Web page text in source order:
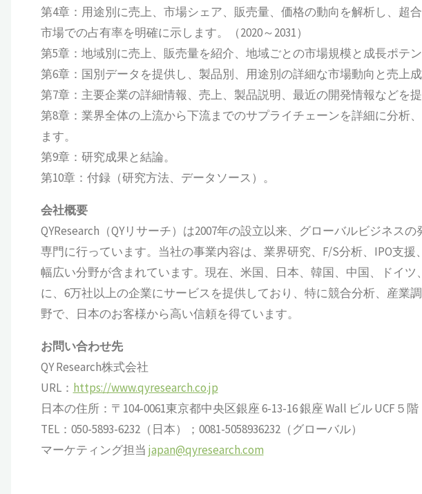
第4章：用途別に売上、市場シェア、販売量、価格の動向を解析し、超
市場での占有率を明確に示します。（2020～2031）
第5章：地域別に売上、販売量を紹介、地域ごとの市場規模と成長ポテン
第6章：国別データを提供し、製品別、用途別の詳細な市場動向と売上成
第7章：主要企業の詳細情報、売上、製品説明、最近の開発情報などを提
第8章：業界全体の上流から下流までのサプライチェーンを詳細に分析
ます。
第9章：研究成果と結論。
第10章：付録（研究方法、データソース）。
会社概要
QYResearch（QYリサーチ）は2007年の設立以来、グローバルビジネス
専門に行っています。当社の事業内容は、業界研究、F/S分析、IPO支援
幅広い分野が含まれています。現在、米国、日本、韓国、中国、ドイ
に、6万社以上の企業にサービスを提供しており、特に競合分析、産業
野で、日本のお客様から高い信頼を得ています。
お問い合わせ先
QY Research株式会社
URL： https://www.qyresearch.co.jp
日本の住所：〒104-0061東京都中央区銀座 6-13-16 銀座 Wall ビル UCF５階
TEL：050-5893-6232（日本）；0081-5058936232（グローバル）
マーケティング担当 japan@qyresearch.com